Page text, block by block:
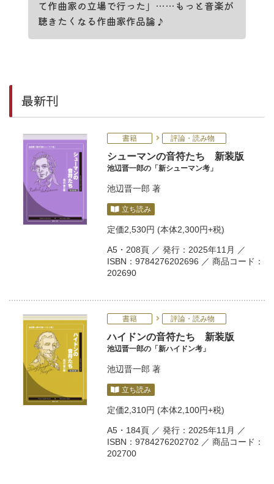
て作曲家の立場で行った」……もっと音楽が
聴きたくなる作曲家作品論♪
最新刊
書籍 評論・読み物
シューマンの音符たち 新装版
池辺晋一郎の「新シューマン考」
池辺晋一郎 著
立ち読み
定価2,530円 (本体2,300円+税)
A5・208頁 ／ 発行：2025年11月 ／
ISBN：9784276202696 ／ 商品コード：
202690
書籍 評論・読み物
ハイドンの音符たち 新装版
池辺晋一郎の「新ハイドン考」
池辺晋一郎 著
立ち読み
定価2,310円 (本体2,100円+税)
A5・184頁 ／ 発行：2025年11月 ／
ISBN：9784276202702 ／ 商品コード：
202700